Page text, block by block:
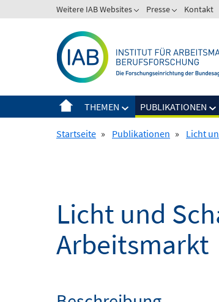
zum
Weitere IAB Websites Presse Kontakt
THEMEN PUBLIKATIONEN
Startseite » Publikationen » Licht
Licht und
Arbeitsmarkt